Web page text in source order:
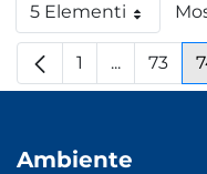
5 ElementiPer pagina
Pagina
1 ...Pagine
73
Ambiente